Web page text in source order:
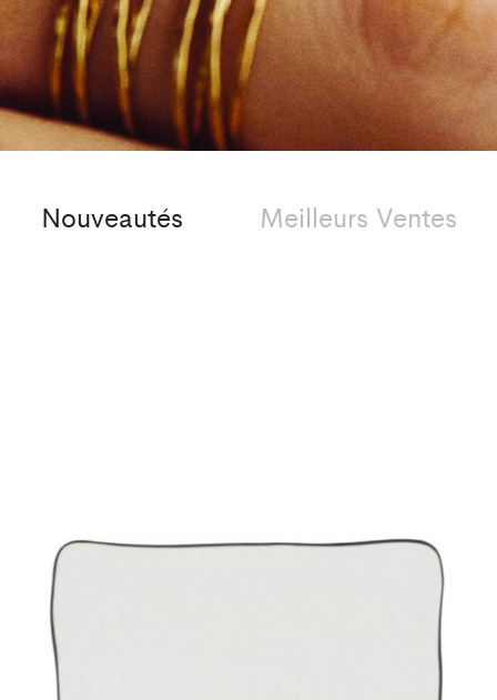
Nouveautés Meilleurs Ventes